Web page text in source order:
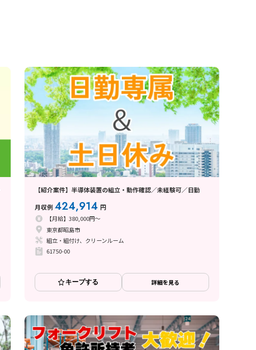
【紹介案件】半導体装置の組立・動作確認／未経験可／日勤
月収例 424,914 円
【月給】380,000円～
東京都昭島市
組立・組付け、クリーンルーム
61750-00
キープする 詳細を見る